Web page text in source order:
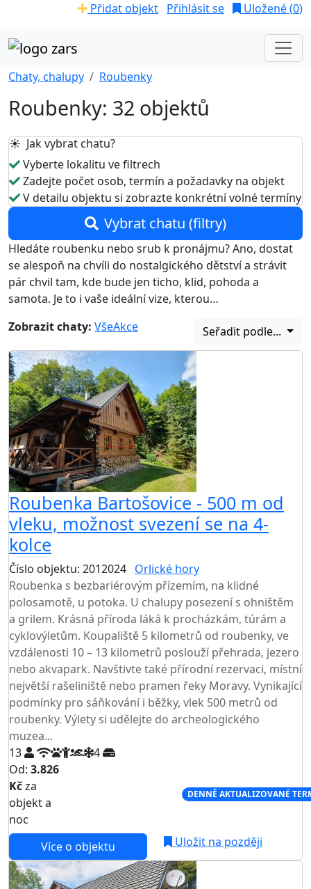
Přidat objekt Přihlásit se Uložené (0)
Chaty, chalupy Roubenky
Roubenky: 32 objektů
☀️ Jak vybrat chatu?
Vyberte lokalitu ve filtrech
Zadejte počet osob, termín a požadavky na objekt
V detailu objektu si zobrazte konkrétní volné termíny
Vybrat chatu (filtry)
Hledáte roubenku nebo srub k pronájmu? Ano, dostat
se alespoň na chvíli do nostalgického dětství a strávit
pár chvil tam, kde bude jen ticho, klid, pohoda a
samota. Je to i vaše ideální vize, kterou…
Zobrazit chaty: VšeAkce Seřadit podle...
Roubenka Bartošovice - 500 m od
vleku, možnost svezení se na 4-
kolce
Číslo objektu: 2012024 Orlické hory
Roubenka s bezbariérovým přízemím, na klidné
polosamotě, u potoka. U chalupy posezení s ohništěm
a grilem. Krásná příroda láká k procházkám, túrám a
cyklovýletům. Koupaliště 5 kilometrů od roubenky, ve
vzdálenosti 10 – 13 kilometrů poslouží přehrada, jezero
nebo akvapark. Navštivte také přírodní rezervaci, místní
největší rašeliniště nebo pramen řeky Moravy. Vynikající
podmínky pro sáňkování i běžky, vlek 500 metrů od
roubenky. Výlety si udělejte do archeologického
muzea...
13
4
Od: 3.826
Kčza
objekt a
noc
DENNĚ AKTUALIZOVANÉ
Více o objektu Uložit na později